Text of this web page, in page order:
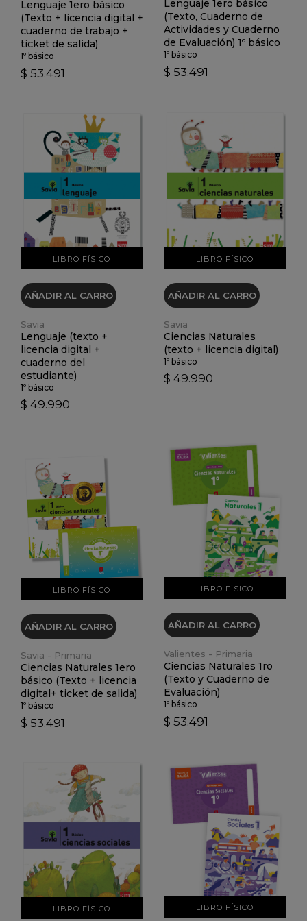
Lenguaje 1ero básico
(Texto + licencia digital +
cuaderno de trabajo +
ticket de salida)
1º básico
$ 53.491
Lenguaje 1ero básico
(Texto, Cuaderno de
Actividades y Cuaderno
de Evaluación) 1º básico
1º básico
$ 53.491
LIBRO FÍSICO
VER DETALLES
AÑADIR AL CARRO
Savia
Lenguaje (texto +
licencia digital +
cuaderno del
estudiante)
1º básico
$ 49.990
LIBRO FÍSICO
VER DETALLES
AÑADIR AL CARRO
Savia
Ciencias Naturales
(texto + licencia digital)
1º básico
$ 49.990
LIBRO FÍSICO
VER DETALLES
AÑADIR AL CARRO
Savia - Primaria
Ciencias Naturales 1ero
básico (Texto + licencia
digital+ ticket de salida)
1º básico
$ 53.491
LIBRO FÍSICO
VER DETALLES
AÑADIR AL CARRO
Valientes - Primaria
Ciencias Naturales 1ro
(Texto y Cuaderno de
Evaluación)
1º básico
$ 53.491
LIBRO FÍSICO
VER DETALLES
LIBRO FÍSICO
VER DETALLES